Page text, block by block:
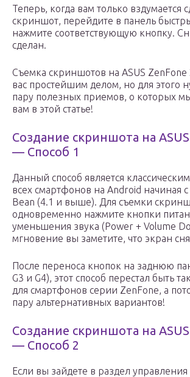
Теперь, когда вам только вздумается
скриншот, перейдите в панель
нажмите соответствующую кнопку.
сделан.
Съемка скриншотов на ASUS ZenFone
вас простейшим делом, но для этого
пару полезных приемов, о которых
вам в этой статье!
Создание скриншота на
— Способ 1
Данный способ является
всех смартфонов на Android начиная
Bean (4.1 и выше). Для съемки
одновременно нажмите кнопки
уменьшения звука (Power + Volume
мгновение вы заметите, что экран
После переноса кнопок на заднюю
G3 и G4), этот способ перестал быть
для смартфонов серии ZenFone, а
пару альтернативных вариантов!
Создание скриншота на
— Способ 2
Если вы зайдете в раздел